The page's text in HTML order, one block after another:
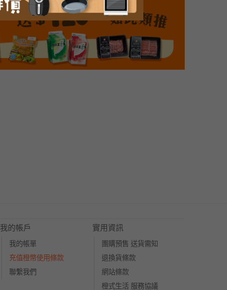
我的帳戶
我的帳單
充值橙幣使用條款
聯繫我們
實用資訊
團購預售 送貨需知
退換貨條款
網站條款
橙式生活 服務協議